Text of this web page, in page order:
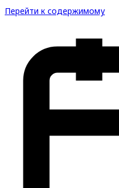
Перейти к содержимому